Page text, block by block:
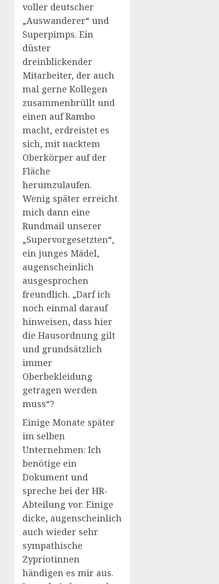
voller deutscher
„Auswanderer“ und
Superpimps. Ein
düster
dreinblickender
Mitarbeiter, der auch
mal gerne Kollegen
zusammenbrüllt und
einen auf Rambo
macht, erdreistet es
sich, mit nacktem
Oberkörper auf der
Fläche
herumzulaufen.
Wenig später erreicht
mich dann eine
Rundmail unserer
„Supervorgesetzten“,
ein junges Mädel,
augenscheinlich
ausgesprochen
freundlich. „Darf ich
noch einmal darauf
hinweisen, dass hier
die Hausordnung gilt
und grundsätzlich
immer
Oberbekleidung
getragen werden
muss“?
Einige Monate später
im selben
Unternehmen: Ich
benötige ein
Dokument und
spreche bei der HR-
Abteilung vor. Einige
dicke, augenscheinlich
auch wieder sehr
sympathische
Zypriotinnen
händigen es mir aus.